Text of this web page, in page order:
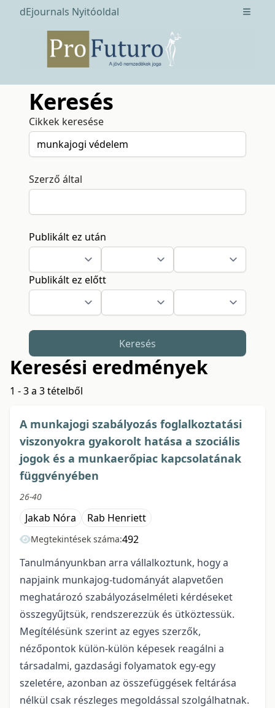
dEjournals Nyitóoldal Open
Keresés
Cikkek keresése
Szerző által
Publikált ez után
Publikált ez előtt
Keresés
Keresési eredmények
1 - 3 a 3 tételből
A munkajogi szabályozás foglalkoztatási
viszonyokra gyakorolt hatása a szociális
jogok és a munkaerőpiac kapcsolatának
függvényében
26-40
Jakab Nóra Rab Henriett
Megtekintések száma:492
Tanulmányunkban arra vállalkoztunk, hogy a
napjaink munkajog-tudományát alapvetően
meghatározó szabályozáselméleti kérdéseket
összegyűjtsük, rendszerezzük és ütköztessük.
Megítélésünk szerint az egyes szerzők,
nézőpontok külön-külön képesek reagálni a
társadalmi, gazdasági folyamatok egy-egy
szeletére, azonban az összefüggések feltárása
nélkül csak részleges megoldással szolgálhatnak.